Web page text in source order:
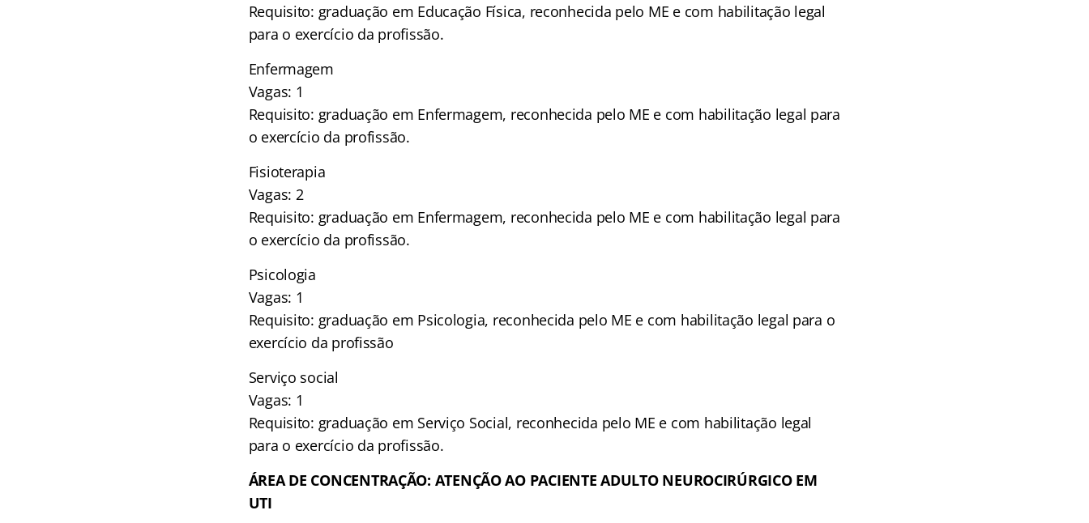
Requisito: graduação em Educação Física, reconhecida pelo ME e com habilitação legal
para o exercício da profissão.
Enfermagem
Vagas: 1
Requisito: graduação em Enfermagem, reconhecida pelo ME e com habilitação legal para
o exercício da profissão.
Fisioterapia
Vagas: 2
Requisito: graduação em Enfermagem, reconhecida pelo ME e com habilitação legal para
o exercício da profissão.
Psicologia
Vagas: 1
Requisito: graduação em Psicologia, reconhecida pelo ME e com habilitação legal para o
exercício da profissão
Serviço social
Vagas: 1
Requisito: graduação em Serviço Social, reconhecida pelo ME e com habilitação legal
para o exercício da profissão.
ÁREA DE CONCENTRAÇÃO: ATENÇÃO AO PACIENTE ADULTO NEUROCIRÚRGICO EM
UTI